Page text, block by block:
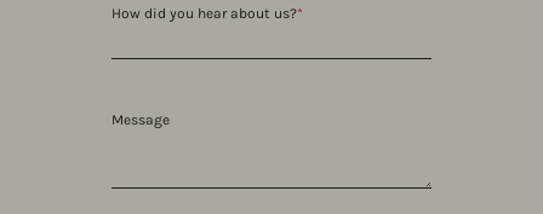
How did you hear about us?*
Message